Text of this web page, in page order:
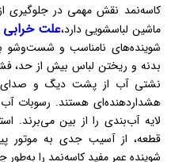
کاسه‌نمد نقش مهمی در جلوگیری
ماشین لباسشویی دارد،علت خرابی
شوینده‌های نامناسب و شست‌وشو
بدنه و ریختن لباس بیش از حد،
نشتی آب از پشت دیگ و صدای
هشداردهنده‌ای هستند. رسوبات
لایه آب‌بندی را از بین می‌برند.
قطعه، از آسیب جدی به موتور
شوینده عمر مفید کاسه‌نمد را